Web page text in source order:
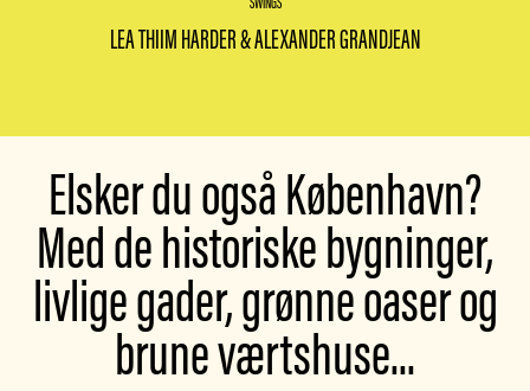
SWINGS
LEA THIIM HARDER & ALEXANDER GRANDJEAN
Elsker du også København?
Med de historiske bygninger,
livlige gader, grønne oaser og
brune værtshuse...